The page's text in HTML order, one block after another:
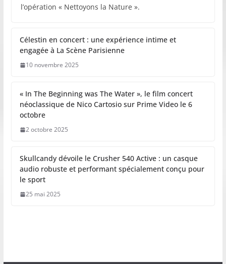
l’opération « Nettoyons la Nature ».
Célestin en concert : une expérience intime et
engagée à La Scène Parisienne
10 novembre 2025
« In The Beginning was The Water », le film concert
néoclassique de Nico Cartosio sur Prime Video le 6
octobre
2 octobre 2025
Skullcandy dévoile le Crusher 540 Active : un casque
audio robuste et performant spécialement conçu pour
le sport
25 mai 2025